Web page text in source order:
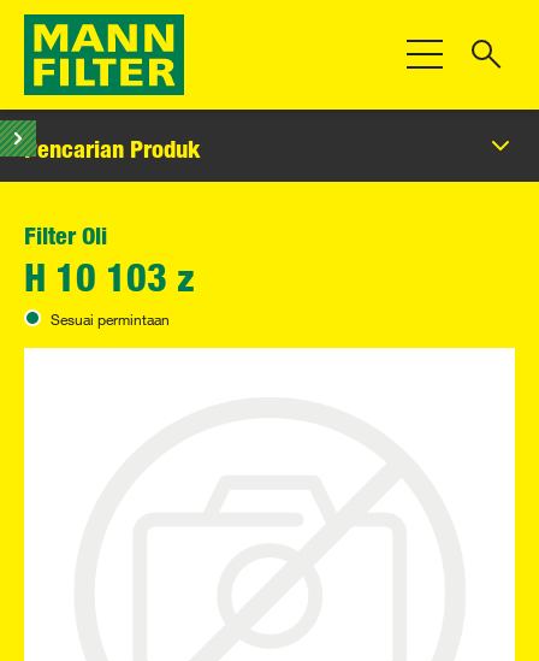
Beralih
Pencarian Produk
Filter Oli
H 10 103 z
Sesuai permintaan